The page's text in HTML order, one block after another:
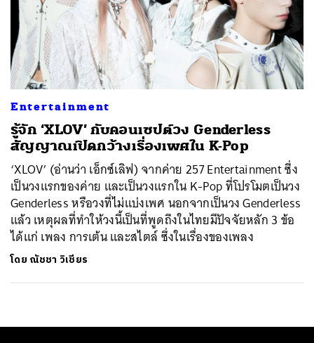
Entertainment
รู้จัก ‘XLOV’ กับคอนเซปต์วง Genderless
สัญญาณเปิดกว้างเรื่องเพศใน K-Pop
‘XLOV’ (อ่านว่า เอ็กซ์เลิฟ) จากค่าย 257​ Entertainment​ ซึ่ง
เป็นวงแรกของค่าย และเป็นวงแรกใน K-Pop ที่โปรโมตเป็นวง
Genderless หรือวงที่ไม่แบ่งเพศ นอกจากเป็นวง Genderless
แล้ว เหตุผลที่ทำให้วงนี้เป็นที่พูดถึงในไทยมีปัจจัยหลัก 3 ข้อ
ได้แก่ เพลง การเต้น และสไตล์ ซึ่งในเรื่องของเพลง
โดย ณัชชา วิเชียร
ค้นหา
SHARE TWEET LINE EMAIL